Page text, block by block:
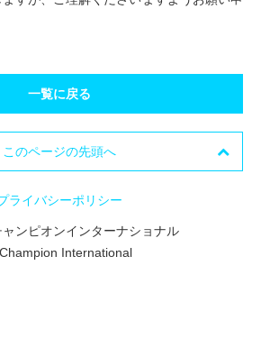
一覧に戻る
このページの先頭へ
ライバシーポリシー
ンピオンインターナショナル
International